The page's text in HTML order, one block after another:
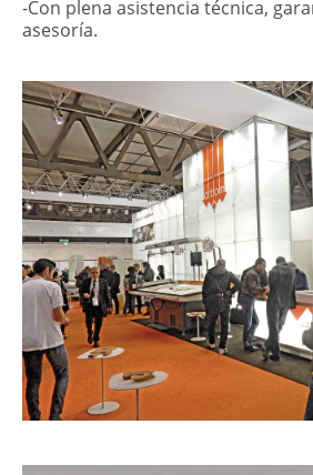
-Con plena asistencia técnica,
asesoría.